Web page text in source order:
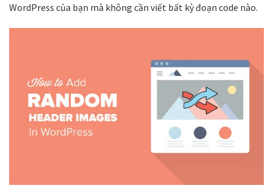
WordPress của bạn mà không cần viết bất kỳ đoạn code nào.